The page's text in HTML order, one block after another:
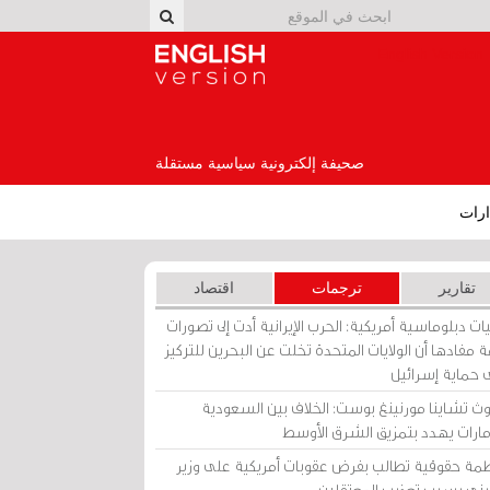
صحيفة إلكترونية سياسية مستقلة
تقارير ترجمات اقتصاد
دبلوماسية أمريكية: الحرب الإيرانية أدت إلى تصورات
مفادها أن الولايات المتحدة تخلت عن البحرين للتركيز
حماية إسرائيل
تشاينا مورنينغ بوست: الخلاف بين السعودية
يهدد بتمزيق الشرق الأوسط
حقوقية تطالب بفرض عقوبات أمريكية على وزير